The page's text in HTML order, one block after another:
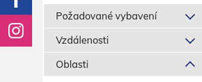
Požadované vybavení
Vzdálenosti
Oblasti